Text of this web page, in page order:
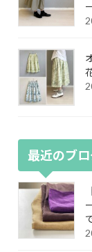
最近のブ